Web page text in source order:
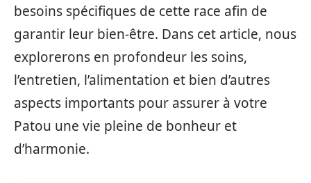
besoins spécifiques de cette race afin de
garantir leur bien-être. Dans cet article, nous
explorerons en profondeur les soins,
l’entretien, l’alimentation et bien d’autres
aspects importants pour assurer à votre
Patou une vie pleine de bonheur et
d’harmonie.